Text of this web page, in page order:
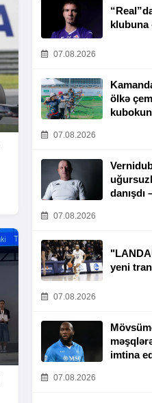
klubuna
07.08.2026
ölkə
07.08.2026
danışdı
07.08.2026
yeni
07.08.2026
imtina
07.08.2026